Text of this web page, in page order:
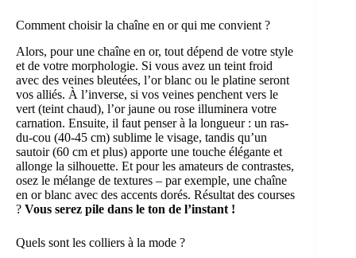
Comment choisir la chaîne en or qui me convient ?
Alors, pour une chaîne en or, tout dépend de votre style
et de votre morphologie. Si vous avez un teint froid
avec des veines bleutées, l’or blanc ou le platine seront
vos alliés. À l’inverse, si vos veines penchent vers le
vert (teint chaud), l’or jaune ou rose illuminera votre
carnation. Ensuite, il faut penser à la longueur : un ras-
du-cou (40-45 cm) sublime le visage, tandis qu’un
sautoir (60 cm et plus) apporte une touche élégante et
allonge la silhouette. Et pour les amateurs de contrastes,
osez le mélange de textures – par exemple, une chaîne
en or blanc avec des accents dorés. Résultat des courses
? Vous serez pile dans le ton de l’instant !
Quels sont les colliers à la mode ?